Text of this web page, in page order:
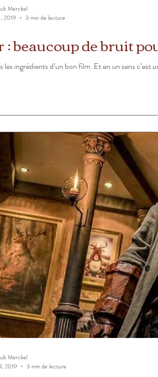
: beaucoup de bruit
les ingrédients d’un bon film. Et en un sens
Merckel
2019
3 min de lecture
Merckel
2019
3 min de lecture